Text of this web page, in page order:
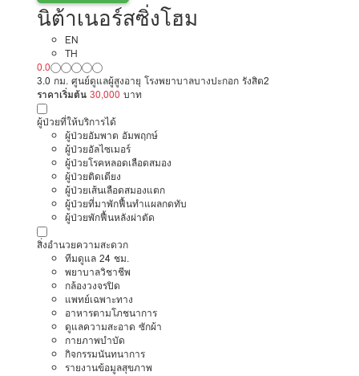
นิต้าเนอร์สซิ่งโฮม
EN
TH
0.0
3.0 กม. ศูนย์ดูแลผู้สูงอายุ โรงพยาบาลบางปะกอก รังสิต2
ราคาเริ่มต้น 30,000 บาท
ผู้ป่วยที่ให้บริการได้
ผู้ป่วยอัมพาต อัมพฤกษ์
ผู้ป่วยอัลไซเมอร์
ผู้ป่วยโรคหลอดเลือดสมอง
ผู้ป่วยติดเตียง
ผู้ป่วยเส้นเลือดสมองแตก
ผู้ป่วยที่มาพักฟื้นทำแผลกดทับ
ผู้ป่วยพักฟื้นหลังผ่าตัด
สิ่งอำนวยความสะดวก
ทีมดูแล 24 ชม.
พยาบาลวิชาชีพ
กล้องวงจรปิด
แพทย์เฉพาะทาง
อาหารตามโภชนาการ
ดูแลความสะอาด ซักผ้า
กายภาพบำบัด
กิจกรรมนันทนาการ
รายงานข้อมูลสุขภาพ